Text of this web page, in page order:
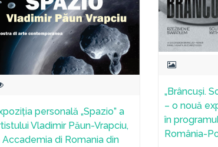
personală „Spazio” a
Vladimir Păun-Vrapciu,
Accademia di Romania din
„Brâncuși.
– o nouă
în
România-